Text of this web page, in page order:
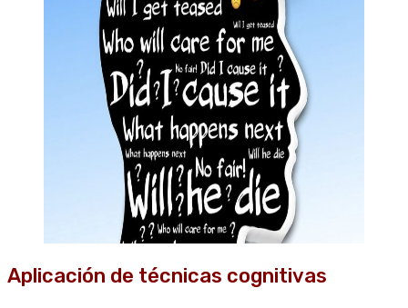
Aplicación de técnicas cognitivas